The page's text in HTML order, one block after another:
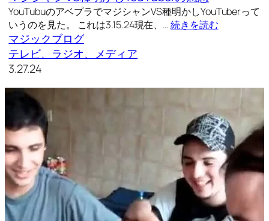
YouTubuのアベプラでマジシャンVS種明かしYouTuberって
いうのを見た。 これは3.15.24現在、…続きを読む
マジックブログ
テレビ、ラジオ、メディア
3.27.24